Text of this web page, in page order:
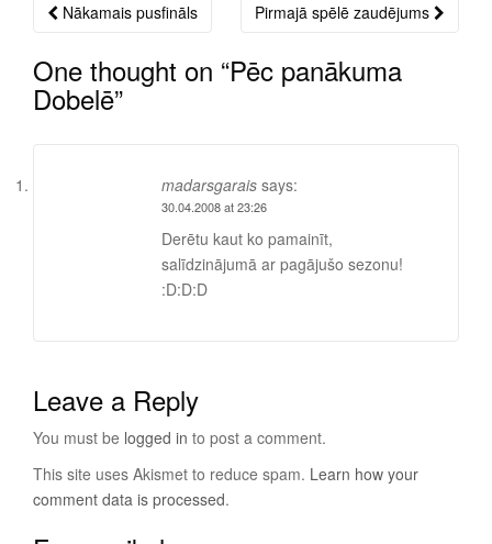
Post
navigation
Nākamais pusfināls Pirmajā spēlē zaudējums
One thought on “Pēc panākuma
Dobelē”
madarsgarais says:
30.04.2008 at 23:26
Derētu kaut ko pamainīt,
salīdzinājumā ar pagājušo sezonu!
:D:D:D
Leave a Reply
You must be logged in to post a comment.
This site uses Akismet to reduce spam. Learn how your
comment data is processed.